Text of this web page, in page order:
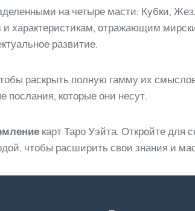
на четыре масти: Кубки,
характеристикам, отражающим
развитие.
раскрыть полную гамму их
послания, которые они несут.
карт Таро Уэйта. Откройте для
чтобы расширить свои знания и